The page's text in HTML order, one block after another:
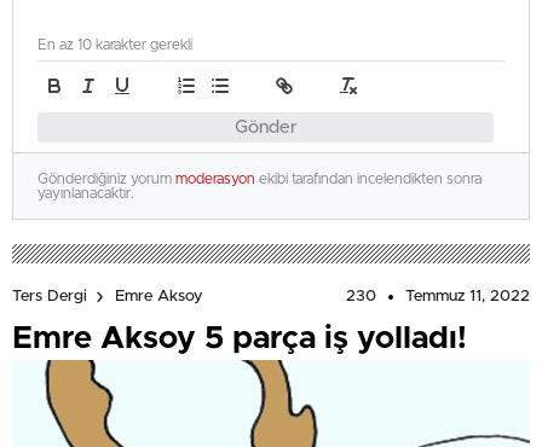
Gönder
En az 10 karakter gerekli
Gönderdiğiniz yorum moderasyon ekibi tarafından incelendikten sonra
yayınlanacaktır.
Ters Dergi Emre Aksoy 230 Temmuz 11, 2022
Emre Aksoy 5 parça iş yolladı!